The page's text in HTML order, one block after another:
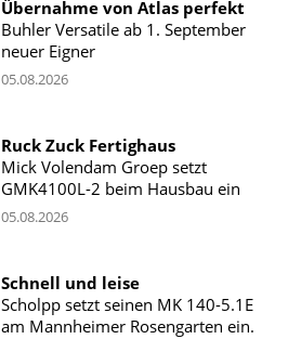
Übernahme von Atlas perfekt
Buhler Versatile ab 1. September
neuer Eigner
05.08.2026
Ruck Zuck Fertighaus
Mick Volendam Groep setzt
GMK4100L-2 beim Hausbau ein
05.08.2026
Schnell und leise
Scholpp setzt seinen MK 140-5.1E
am Mannheimer Rosengarten ein.